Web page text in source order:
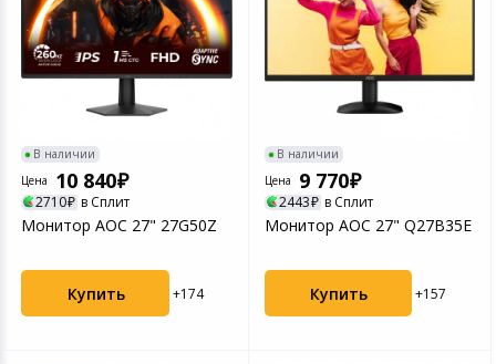
В наличии
Цена
10 840
2710 в Сплит
Монитор AOC 27" 27G50Z
Купить +174
В наличии
Цена
9 770
2443 в Сплит
Монитор AOC 27" Q27B35E
Купить +157